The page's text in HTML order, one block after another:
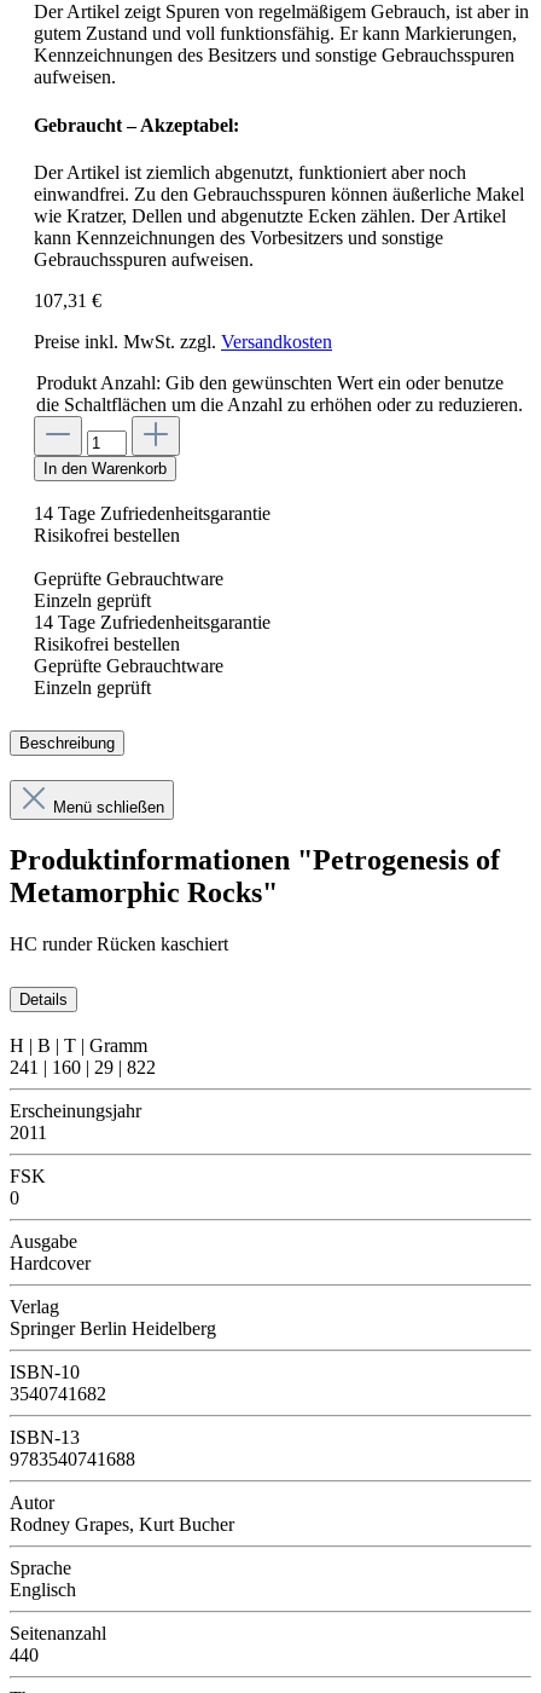
Der Artikel zeigt Spuren von regelmäßigem Gebrauch, ist aber in
gutem Zustand und voll funktionsfähig. Er kann Markierungen,
Kennzeichnungen des Besitzers und sonstige Gebrauchsspuren
aufweisen.
Gebraucht – Akzeptabel:
Der Artikel ist ziemlich abgenutzt, funktioniert aber noch
einwandfrei. Zu den Gebrauchsspuren können äußerliche Makel
wie Kratzer, Dellen und abgenutzte Ecken zählen. Der Artikel
kann Kennzeichnungen des Vorbesitzers und sonstige
Gebrauchsspuren aufweisen.
107,31 €
Preise inkl. MwSt. zzgl. Versandkosten
Produkt Anzahl: Gib den gewünschten Wert ein oder benutze
die Schaltflächen um die Anzahl zu erhöhen oder zu reduzieren.
In den Warenkorb
14 Tage Zufriedenheitsgarantie
Risikofrei bestellen
Geprüfte Gebrauchtware
Einzeln geprüft
14 Tage Zufriedenheitsgarantie
Risikofrei bestellen
Geprüfte Gebrauchtware
Einzeln geprüft
Beschreibung
Menü schließen
Produktinformationen "Petrogenesis of
Metamorphic Rocks"
HC runder Rücken kaschiert
Details
H | B | T | Gramm
241 | 160 | 29 | 822
Erscheinungsjahr
2011
FSK
0
Ausgabe
Hardcover
Verlag
Springer Berlin Heidelberg
ISBN-10
3540741682
ISBN-13
9783540741688
Autor
Rodney Grapes, Kurt Bucher
Sprache
Englisch
Seitenanzahl
440